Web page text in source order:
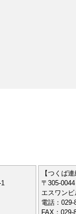
【つくば連
〒305-
エスワンビ
電話：029-
FAX：029-